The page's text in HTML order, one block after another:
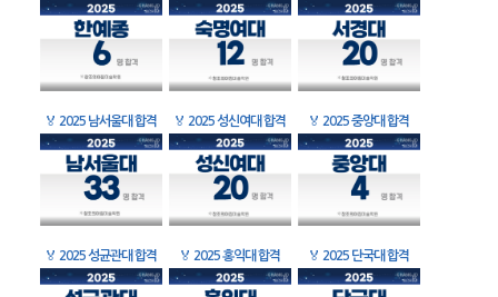
🏅 2025 남서울대 합격 🏅 2025 성신여대 합격 🏅 2025 중앙대 합격
🏅 2025 성균관대 합격 🏅 2025 홍익대 합격 🏅 2025 단국대 합격